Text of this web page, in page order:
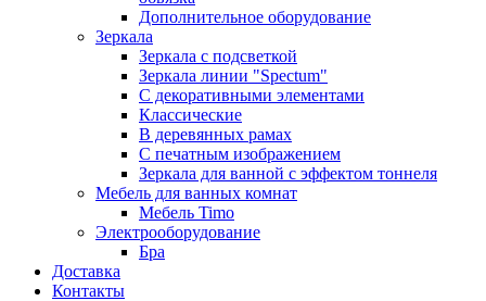
Дополнительное оборудование
Зеркала
Зеркала с подсветкой
Зеркала линии "Spectum"
С декоративными элементами
Классические
В деревянных рамах
С печатным изображением
Зеркала для ванной с эффектом тоннеля
Мебель для ванных комнат
Мебель Timo
Электрооборудование
Бра
Доставка
Контакты